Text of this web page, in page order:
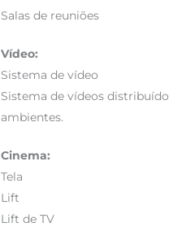
Salas de reuniões
Vídeo:
Sistema de vídeo
Sistema de vídeos
ambientes.
Cinema:
Tela
Lift
Lift de TV